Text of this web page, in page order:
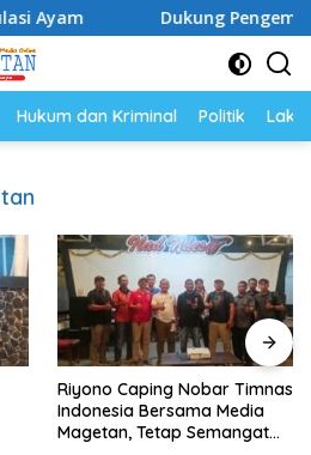
Dukung Pengembangan
Hukum dan Kriminal Politik
Riyono Caping Nobar Timnas
Indonesia Bersama Media
Magetan, Tetap Semangat